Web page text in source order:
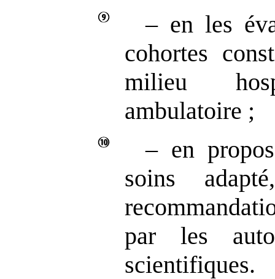
– en les
cohortes
milieu
ambulatoire ;
– en
soins
par les
scientifiques.